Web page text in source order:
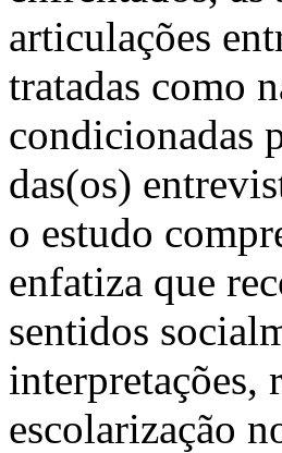
articulações
tratadas como
condicionadas
das(os)
o estudo
enfatiza que
sentidos
interpretações,
escolarização